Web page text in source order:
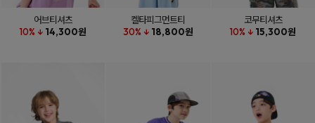
어브티셔츠
10% ↓ 14,300원
켈타피그먼트티
30% ↓ 18,800원
코무티셔츠
10% ↓ 15,300원